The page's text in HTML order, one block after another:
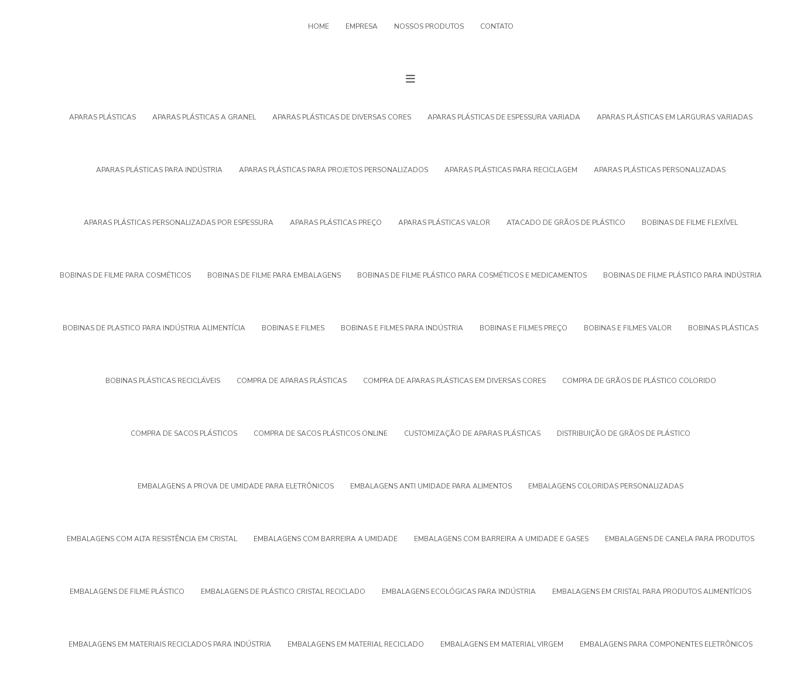
HOME EMPRESA NOSSOS PRODUTOS CONTATO
APARAS PLÁSTICAS APARAS PLÁSTICAS A GRANEL APARAS PLÁSTICAS DE DIVERSAS CORES APARAS PLÁSTICAS DE ESPESSURA VARIADA APARAS PLÁSTICAS EM LARGURAS VARIADAS
APARAS PLÁSTICAS PARA INDÚSTRIA APARAS PLÁSTICAS PARA PROJETOS PERSONALIZADOS APARAS PLÁSTICAS PARA RECICLAGEM APARAS PLÁSTICAS PERSONALIZADAS
APARAS PLÁSTICAS PERSONALIZADAS POR ESPESSURA APARAS PLÁSTICAS PREÇO APARAS PLÁSTICAS VALOR ATACADO DE GRÃOS DE PLÁSTICO BOBINAS DE FILME FLEXÍVEL
BOBINAS DE FILME PARA COSMÉTICOS BOBINAS DE FILME PARA EMBALAGENS BOBINAS DE FILME PLÁSTICO PARA COSMÉTICOS E MEDICAMENTOS BOBINAS DE FILME PLÁSTICO PARA INDÚSTRIA
BOBINAS DE PLASTICO PARA INDÚSTRIA ALIMENTÍCIA BOBINAS E FILMES BOBINAS E FILMES PARA INDÚSTRIA BOBINAS E FILMES PREÇO BOBINAS E FILMES VALOR BOBINAS PLÁSTICAS
BOBINAS PLÁSTICAS RECICLÁVEIS COMPRA DE APARAS PLÁSTICAS COMPRA DE APARAS PLÁSTICAS EM DIVERSAS CORES COMPRA DE GRÃOS DE PLÁSTICO COLORIDO
COMPRA DE SACOS PLÁSTICOS COMPRA DE SACOS PLÁSTICOS ONLINE CUSTOMIZAÇÃO DE APARAS PLÁSTICAS DISTRIBUIÇÃO DE GRÃOS DE PLÁSTICO
EMBALAGENS A PROVA DE UMIDADE PARA ELETRÔNICOS EMBALAGENS ANTI UMIDADE PARA ALIMENTOS EMBALAGENS COLORIDAS PERSONALIZADAS
EMBALAGENS COM ALTA RESISTÊNCIA EM CRISTAL EMBALAGENS COM BARREIRA A UMIDADE EMBALAGENS COM BARREIRA A UMIDADE E GASES EMBALAGENS DE CANELA PARA PRODUTOS
EMBALAGENS DE FILME PLÁSTICO EMBALAGENS DE PLÁSTICO CRISTAL RECICLADO EMBALAGENS ECOLÓGICAS PARA INDÚSTRIA EMBALAGENS EM CRISTAL PARA PRODUTOS ALIMENTÍCIOS
EMBALAGENS EM MATERIAIS RECICLADOS PARA INDÚSTRIA EMBALAGENS EM MATERIAL RECICLADO EMBALAGENS EM MATERIAL VIRGEM EMBALAGENS PARA COMPONENTES ELETRÔNICOS